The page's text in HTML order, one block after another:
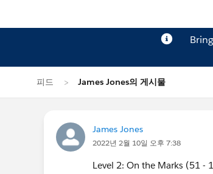
피드 James Jones의 게시물
James Jones
2022년 2월 10일 오후 7:38
Level 2: On the Marks (51 -